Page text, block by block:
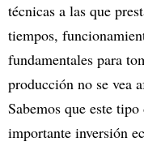
técnicas a las que
tiempos,
fundamentales para
producción no se vea
Sabemos que este
importante inversión